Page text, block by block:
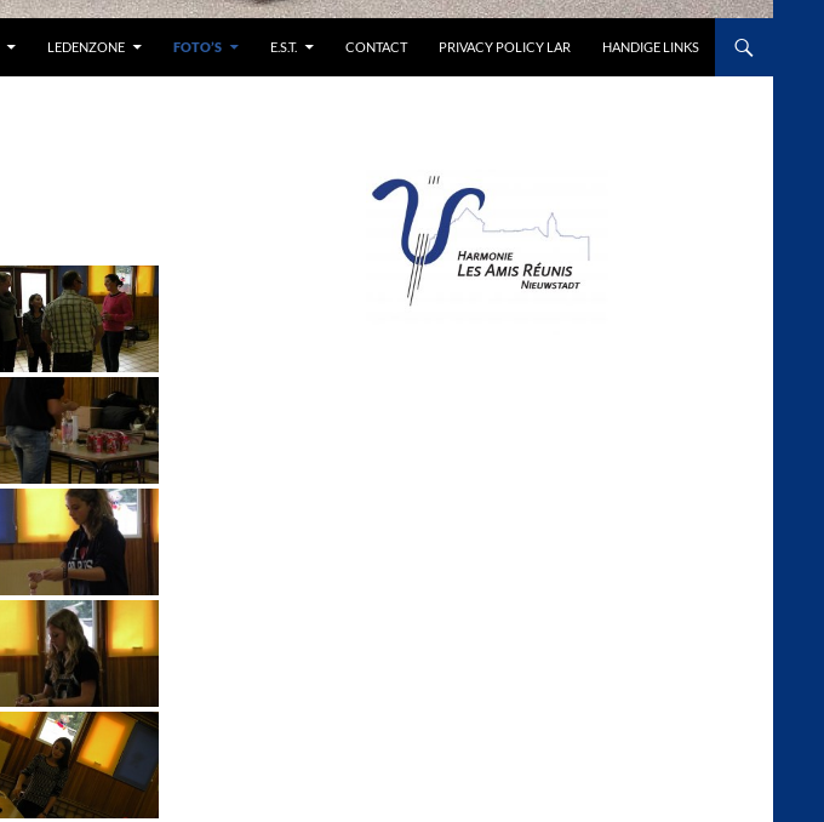
LEDENZONE FOTO’S E.S.T. CONTACT PRIVACY POLICY LAR HANDIGE LINKS